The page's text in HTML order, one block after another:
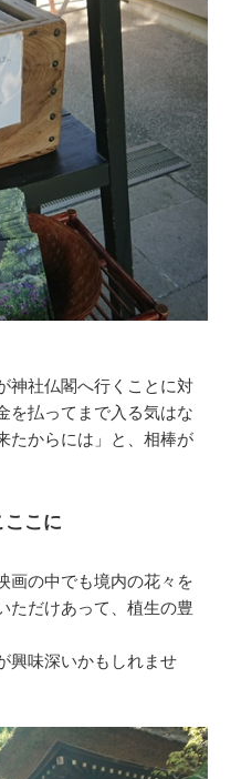
神社仏閣へ行くことに対
を払ってまで入る気はな
たからには」と、相棒が
ここに
画の中でも境内の花々を
ただけあって、植生の豊
興味深いかもしれませ